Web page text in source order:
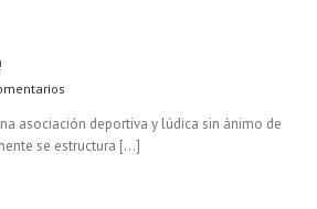
asociación deportiva y lúdica sin ánimo de
se estructura [...]